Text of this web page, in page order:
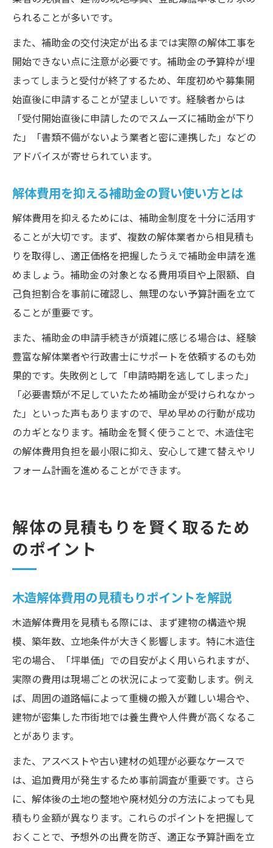
られることが多いです。
また、補助金の交付決定が出るまでは実際の解体工事を
開始できない点に注意が必要です。補助金の予算枠が埋
まってしまうと受付が終了するため、年度初めや募集開
始直後に申請することが望ましいです。経験者からは
「受付開始直後に申請したのでスムーズに補助金が下り
た」「書類不備がないよう業者と密に連携した」などの
アドバイスが寄せられています。
解体費用を抑える補助金の賢い使い方とは
解体費用を抑えるためには、補助金制度を十分に活用す
ることが大切です。まず、複数の解体業者から相見積も
りを取得し、適正価格を把握したうえで補助金申請を進
めましょう。補助金の対象となる費用項目や上限額、自
己負担割合を事前に確認し、無理のない予算計画を立て
ることが重要です。
また、補助金の申請手続きが煩雑に感じる場合は、経験
豊富な解体業者や行政書士にサポートを依頼するのも効
果的です。失敗例として「申請時期を逃してしまった」
「必要書類が不足していたため補助金が受けられなかっ
た」といった声もありますので、早め早めの行動が成功
のカギとなります。補助金を賢く使うことで、木造住宅
の解体費用負担を最小限に抑え、安心して建て替えやリ
フォーム計画を進めることができます。
解体の見積もりを賢く取るため
のポイント
木造解体費用の見積もりポイントを解説
木造解体費用を見積もる際には、まず建物の構造や規
模、築年数、立地条件が大きく影響します。特に木造住
宅の場合、「坪単価」での目安がよく用いられますが、
実際の費用は現場ごとの状況によって変動します。例え
ば、周囲の道路幅によって重機の搬入が難しい場合や、
建物が密集した市街地では養生費や人件費が高くなるこ
とがあります。
また、アスベストや古い建材の処理が必要なケースで
は、追加費用が発生するため事前調査が重要です。さら
に、解体後の土地の整地や廃材処分の方法によっても見
積もり金額が異なります。これらのポイントを把握して
おくことで、予想外の出費を防ぎ、適正な予算計画を立